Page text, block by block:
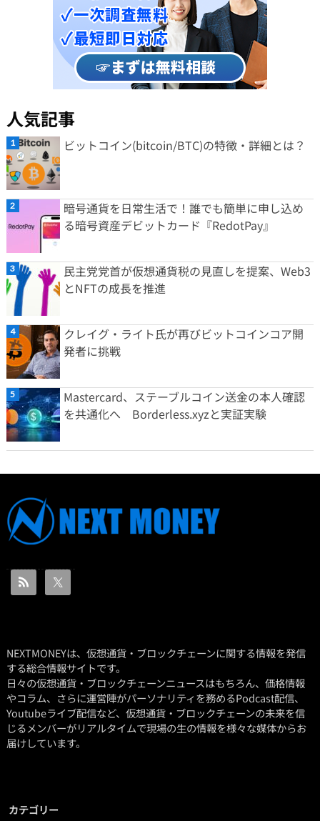
人気記事
ビットコイン(bitcoin/BTC)の特徴・詳細とは？
暗号通貨を日常生活で！誰でも簡単に申し込め
る暗号資産デビットカード『RedotPay』
民主党党首が仮想通貨税の見直しを提案、Web3
とNFTの成長を推進
クレイグ・ライト氏が再びビットコインコア開
発者に挑戦
Mastercard、ステーブルコイン送金の本人確認
を共通化へ Borderless.xyzと実証実験
NEXTMONEYは、仮想通貨・ブロックチェーンに関する情報を発信
する総合情報サイトです。
日々の仮想通貨・ブロックチェーンニュースはもちろん、価格情報
やコラム、さらに運営陣がパーソナリティを務めるPodcast配信、
Youtubeライブ配信など、仮想通貨・ブロックチェーンの未来を信
じるメンバーがリアルタイムで現場の生の情報を様々な媒体からお
届けしています。
カテゴリー